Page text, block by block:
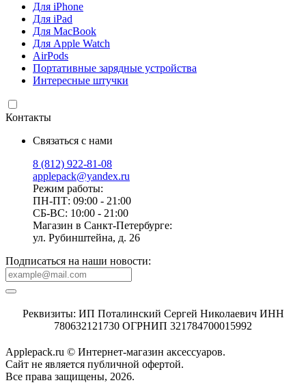
Для iPhone
Для iPad
Для MacBook
Для Apple Watch
AirPods
Портативные зарядные устройства
Интересные штучки
Контакты
Связаться с нами
8 (812) 922-81-08
applepack@yandex.ru
Режим работы:
ПН-ПТ: 09:00 - 21:00
СБ-ВС: 10:00 - 21:00
Магазин в Санкт-Петербурге:
ул. Рубинштейна, д. 26
Подписаться на наши новости:
Реквизиты: ИП Поталинский Сергей Николаевич ИНН
780632121730 ОГРНИП 321784700015992
Applepack.ru © Интернет-магазин аксессуаров.
Cайт не является публичной офертой.
Все права защищены, 2026.